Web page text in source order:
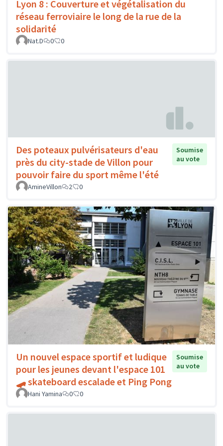
Lyon 8 : Couverture et végétalisation du
réseau ferroviaire le long de la rue de la
solidarité
Nat.D 0 0
Des poteaux pulvérisateurs d'eau
près du city-stade de Villon pour
pouvoir faire du sport même l'été
Soumise
au vote
AmineVillon 2 0
Un nouvel espace sportif et ludique
pour les jeunes devant l'espace 101
🛹 skateboard escalade et Ping Pong
Soumise
au vote
Hani Yamina 0 0